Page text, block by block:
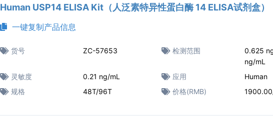
Human USP14 ELISA Kit（人泛素特异性蛋白酶 14 ELISA试剂盒）
一键复制产品信息
货号 ZC-57653 检测范围
0.625
ng/mL
灵敏度
0.21 ng/mL 应用
Human
规格
48T/96T 价格(RMB)